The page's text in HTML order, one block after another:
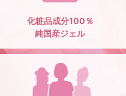
化粧品成分100％
純国産ジェル